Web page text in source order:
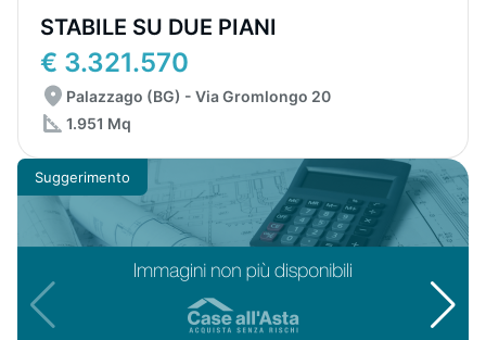
STABILE SU DUE PIANI
€ 3.321.570
Palazzago (BG) - Via Gromlongo 20
1.951 Mq
Suggerimento